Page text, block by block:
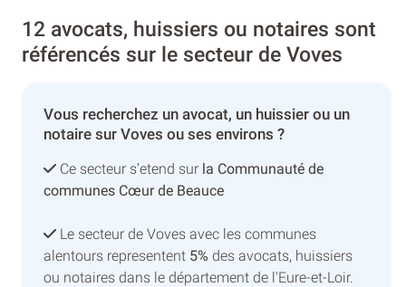
12 avocats, huissiers ou notaires sont
référencés sur le secteur de Voves
Vous recherchez un avocat, un huissier ou un
notaire sur Voves ou ses environs ?
Ce secteur s’etend sur la Communauté de
communes Cœur de Beauce
Le secteur de Voves avec les communes
alentours representent 5% des avocats, huissiers
ou notaires dans le département de l'Eure-et-Loir.